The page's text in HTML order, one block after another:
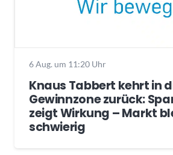
6 Aug. um 11:20 Uhr
Knaus Tabbert kehrt in
Gewinnzone zurück:
zeigt Wirkung – Markt
schwierig